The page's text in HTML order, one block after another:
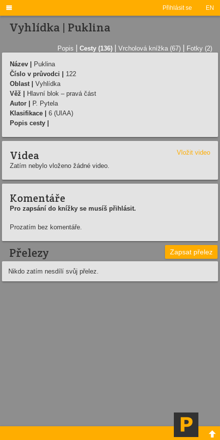
Přihlásit se EN

Vyhlídka | Puklina
Popis Cesty (136) Vrcholová knížka (67) Fotky (2)
Název |
Puklina
Číslo v průvodci |
122
Oblast |
Vyhlídka
Věž |
Hlavní blok – pravá část
Autor |
P. Pytela
Klasifikace |
6 (UIAA)
Popis cesty |
Videa
Vložit video
Zatím nebylo vloženo žádné video.
Komentáře
Pro zapsání do knížky se musíš přihlásit.
Prozatím bez komentáře.
Přelezy Zapsat přelez
Nikdo zatím nesdílí svůj přelez.
